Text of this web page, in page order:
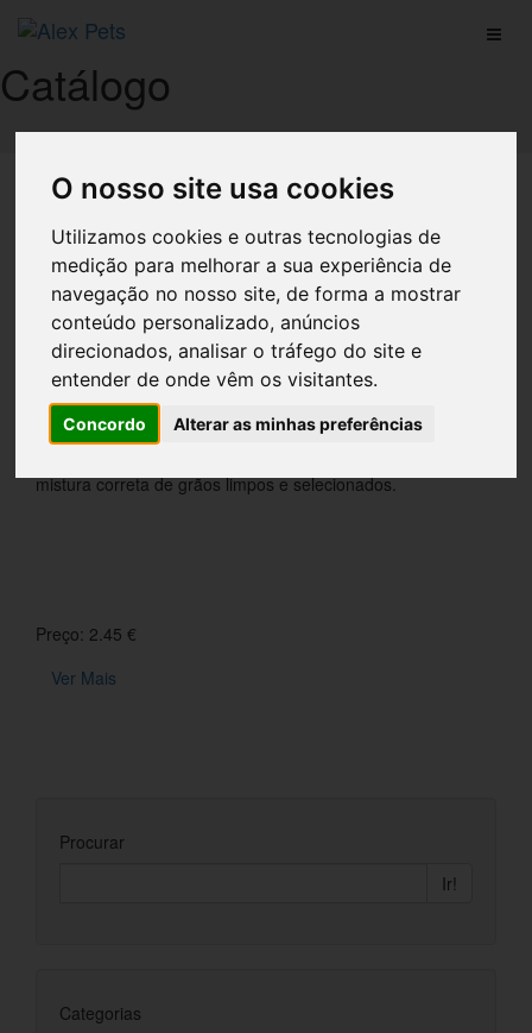
O nosso site usa cookies
Utilizamos cookies e outras tecnologias de
medição para melhorar a sua experiência de
navegação no nosso site, de forma a mostrar
conteúdo personalizado, anúncios
direcionados, analisar o tráfego do site e
entender de onde vêm os visitantes.
Concordo Alterar as minhas preferências
Catálogo
Produtos
Mistura Para Piriquitos Kg
mistura correta de grãos limpos e selecionados.
Preço: 2.45 €
Ver Mais
Procurar
Ir!
Categorias